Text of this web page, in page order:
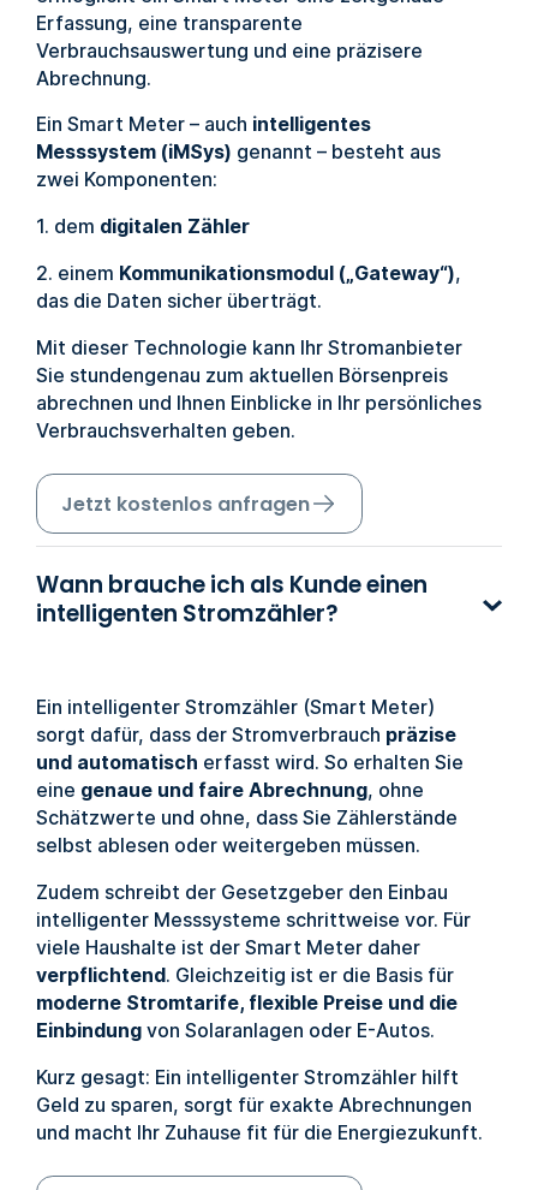
Erfassung, eine transparente
Verbrauchsauswertung und eine präzisere
Abrechnung.
Ein Smart Meter – auch intelligentes
Messsystem (iMSys) genannt – besteht aus
zwei Komponenten:
1. dem digitalen Zähler
2. einem Kommunikationsmodul („Gateway“),
das die Daten sicher überträgt.
Mit dieser Technologie kann Ihr Stromanbieter
Sie stundengenau zum aktuellen Börsenpreis
abrechnen und Ihnen Einblicke in Ihr persönliches
Verbrauchsverhalten geben.
Jetzt kostenlos anfragen
Wann brauche ich als Kunde einen
intelligenten Stromzähler?
Ein intelligenter Stromzähler (Smart Meter)
sorgt dafür, dass der Stromverbrauch präzise
und automatisch erfasst wird. So erhalten Sie
eine genaue und faire Abrechnung, ohne
Schätzwerte und ohne, dass Sie Zählerstände
selbst ablesen oder weitergeben müssen.
Zudem schreibt der Gesetzgeber den Einbau
intelligenter Messsysteme schrittweise vor. Für
viele Haushalte ist der Smart Meter daher
verpflichtend. Gleichzeitig ist er die Basis für
moderne Stromtarife, flexible Preise und die
Einbindung von Solaranlagen oder E-Autos.
Kurz gesagt: Ein intelligenter Stromzähler hilft
Geld zu sparen, sorgt für exakte Abrechnungen
und macht Ihr Zuhause fit für die Energiezukunft.